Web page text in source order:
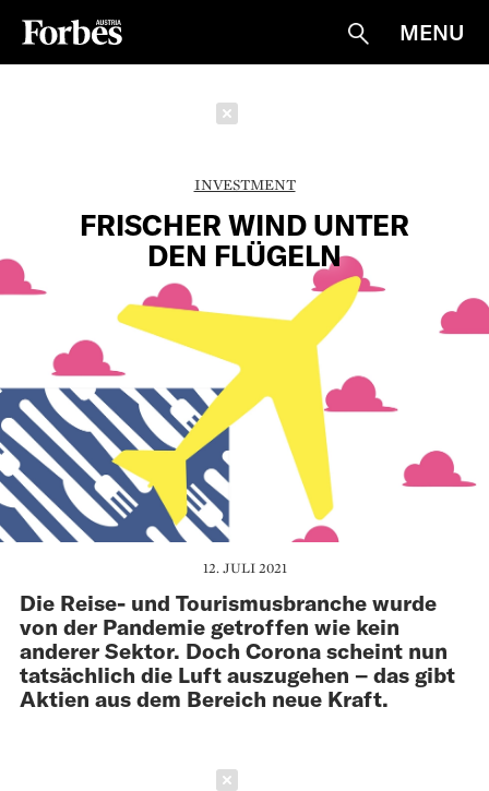
Suche
MENU
INVESTMENT
FRISCHER WIND UNTER
DEN FLÜGELN
12. JULI 2021
Die Reise- und Tourismusbranche wurde
von der Pandemie getroffen wie kein
anderer Sektor. Doch Corona scheint nun
tatsächlich die Luft auszugehen – das gibt
Aktien aus dem Bereich neue Kraft.